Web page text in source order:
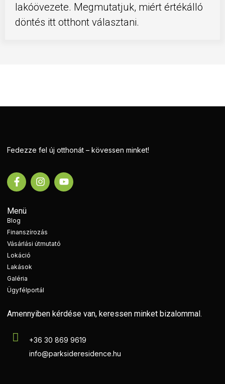
lakóövezete. Megmutatjuk, miért értékálló
döntés itt otthont választani.
Fedezze fel új otthonát – kövessen minket!
Menü
Blog
Finanszírozás
Vásárlási útmutató
Lokáció
Lakások
Galéria
Ügyfélportál
Amennyiben kérdése van, keressen minket bizalommal.
+36 30 869 9619
info@parksideresidence.hu